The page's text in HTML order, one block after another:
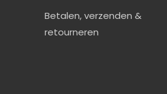
Betalen, verzenden &
retourneren